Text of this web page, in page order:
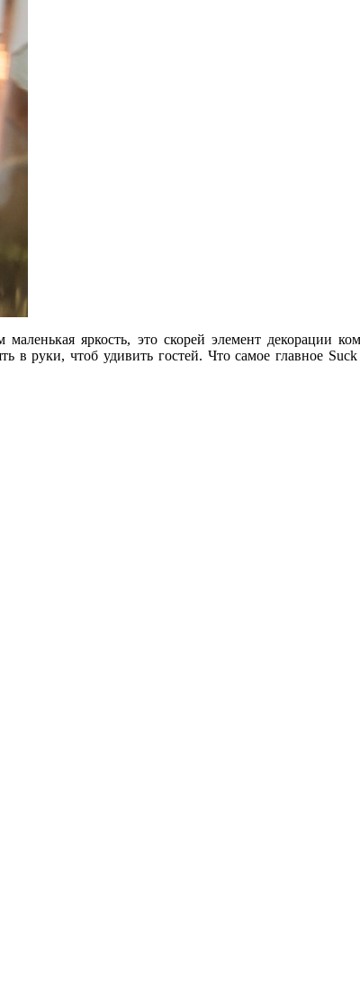
яркость, это скорей элемент декорации
в руки, чтоб удивить гостей. Что самое главное